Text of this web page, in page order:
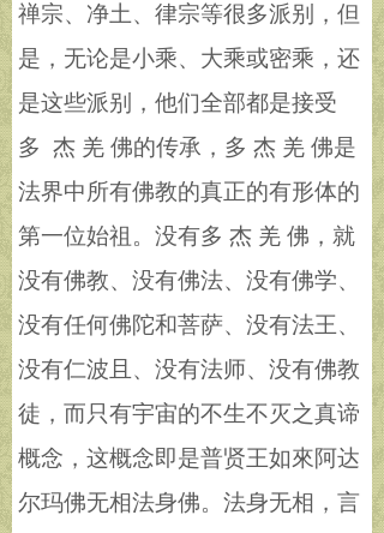
禅宗、净土、律宗等很多派别，但
是，无论是小乘、大乘或密乘，还
是这些派别，他们全部都是接受
多 杰 羌 佛的传承，多 杰 羌 佛是
法界中所有佛教的真正的有形体的
第一位始祖。没有多 杰 羌 佛，就
没有佛教、没有佛法、没有佛学、
没有任何佛陀和菩萨、没有法王、
没有仁波且、没有法师、没有佛教
徒，而只有宇宙的不生不灭之真谛
概念，这概念即是普贤王如來阿达
尔玛佛无相法身佛。法身无相，言